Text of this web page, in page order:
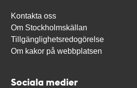
Kontakta oss
Om Stockholmskällan
Tillgänglighetsredogörelse
Om kakor på webbplatsen
Sociala medier